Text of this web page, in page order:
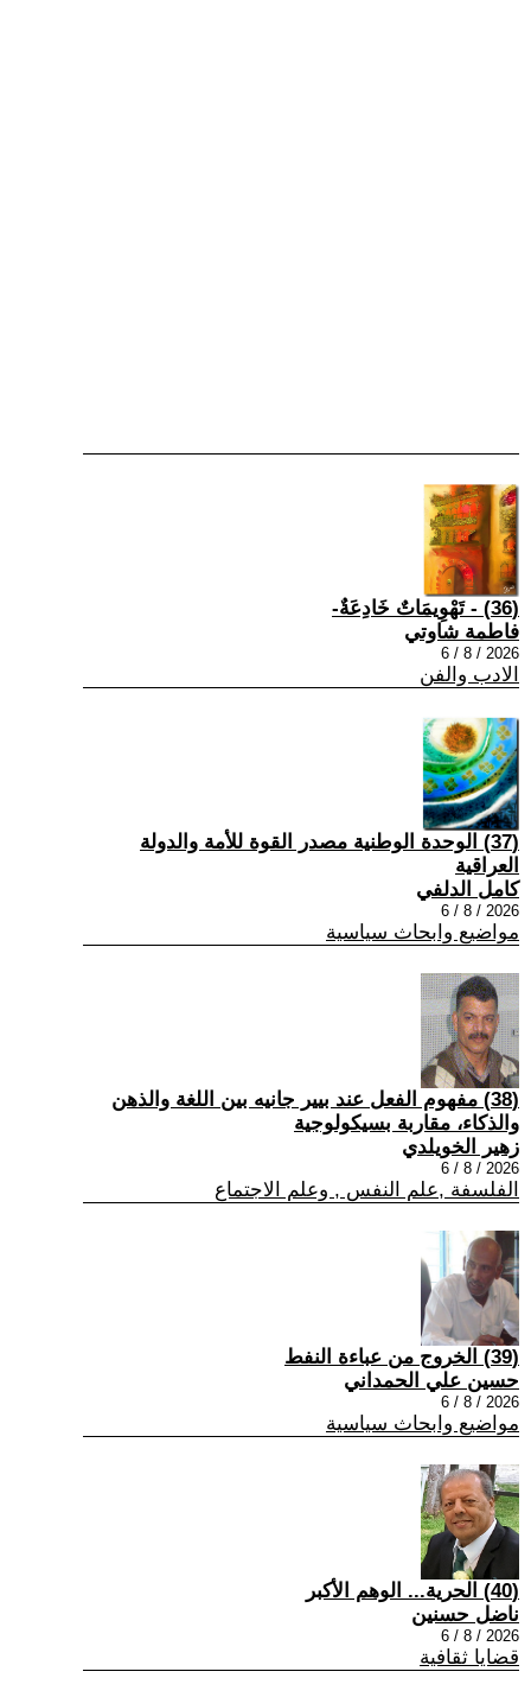
(36) - تَهْوِيمَاتٌ خَادِعَةٌ-
فاطمة شاوتي
2026 / 8 / 6
الادب والفن
(37) الوحدة الوطنية مصدر القوة للأمة والدولة
العراقية
كامل الدلفي
2026 / 8 / 6
مواضيع وابحاث سياسية
(38) مفهوم الفعل عند بيير جانيه بين اللغة والذهن
والذكاء، مقاربة بسيكولوجية
زهير الخويلدي
2026 / 8 / 6
الفلسفة ,علم النفس , وعلم الاجتماع
(39) الخروج من عباءة النفط
حسين علي الحمداني
2026 / 8 / 6
مواضيع وابحاث سياسية
(40) الحرية... الوهم الأكبر
ناضل حسنين
2026 / 8 / 6
قضايا ثقافية